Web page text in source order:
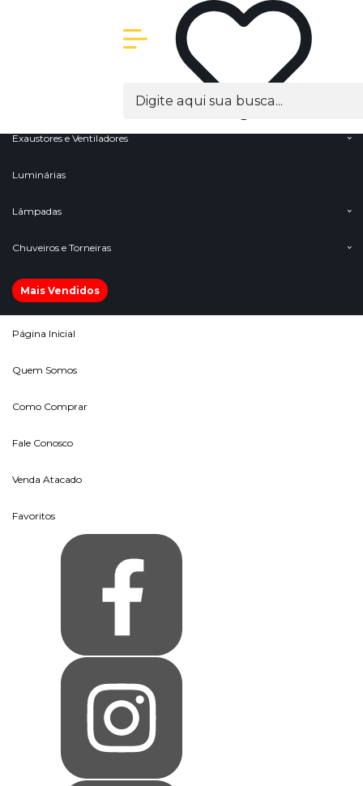
Exaustores e Ventiladores
Luminárias
Lâmpadas
Chuveiros e Torneiras
Mais Vendidos
Página Inicial
Quem Somos
Como Comprar
Fale Conosco
Venda Atacado
Favoritos